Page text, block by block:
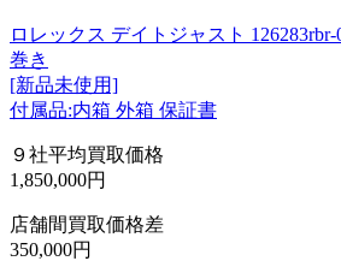
ロレックス デイトジャスト
巻き
[新品未使用]
付属品:内箱 外箱 保証書
９社平均買取価格
1,850,000円
店舗間買取価格差
350,000円